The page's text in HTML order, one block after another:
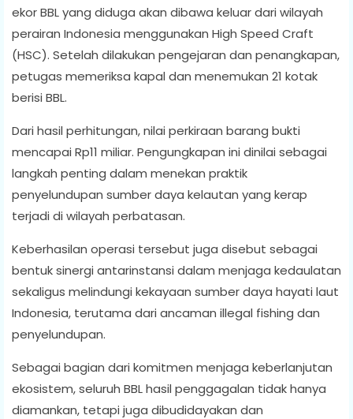
ekor BBL yang diduga akan dibawa keluar dari wilayah
perairan Indonesia menggunakan High Speed Craft
(HSC). Setelah dilakukan pengejaran dan penangkapan,
petugas memeriksa kapal dan menemukan 21 kotak
berisi BBL.
Dari hasil perhitungan, nilai perkiraan barang bukti
mencapai Rp11 miliar. Pengungkapan ini dinilai sebagai
langkah penting dalam menekan praktik
penyelundupan sumber daya kelautan yang kerap
terjadi di wilayah perbatasan.
Keberhasilan operasi tersebut juga disebut sebagai
bentuk sinergi antarinstansi dalam menjaga kedaulatan
sekaligus melindungi kekayaan sumber daya hayati laut
Indonesia, terutama dari ancaman illegal fishing dan
penyelundupan.
Sebagai bagian dari komitmen menjaga keberlanjutan
ekosistem, seluruh BBL hasil penggagalan tidak hanya
diamankan, tetapi juga dibudidayakan dan